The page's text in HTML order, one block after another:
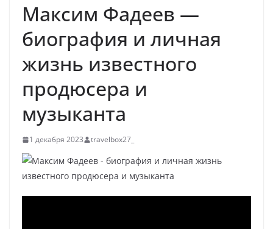
Максим Фадеев —
биография и личная
жизнь известного
продюсера и
музыканта
1 декабря 2023 travelbox27_